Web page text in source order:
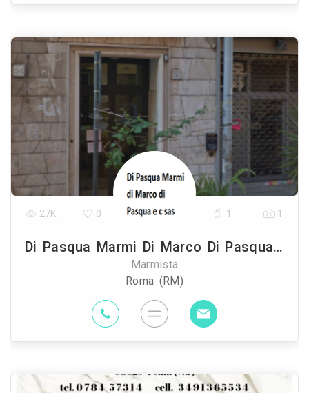
Di Pasqua Marmi Di Marco Di Pasqua E C Sas
Marmista
Roma (RM)
27K 0 1 1